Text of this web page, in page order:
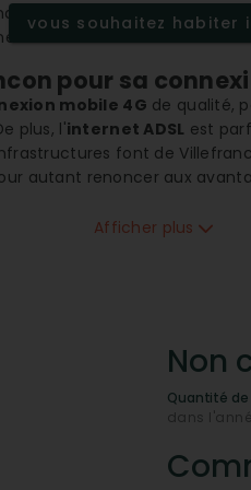
citadins sans se ruiner. La
vie locale bien structurée.
vous souhaitez habiter
pour sa
mobile 4G de qualité,
plus, l'internet ADSL est
font de
autant renoncer aux
et aux
est un atout pour les
locale
une communauté soudée
par les amateurs
aux habitants de se
Afficher plus
Non
Quantité
dans